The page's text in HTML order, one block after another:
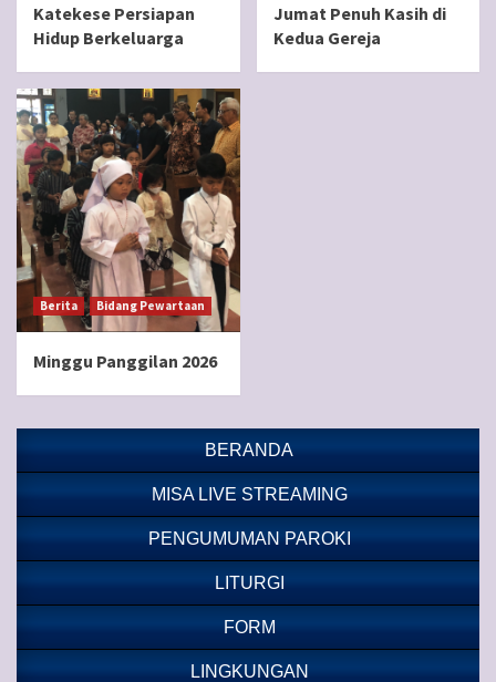
Katekese Persiapan
Hidup Berkeluarga
Jumat Penuh Kasih di
Kedua Gereja
Berita Bidang Pewartaan
Minggu Panggilan 2026
BERANDA
MISA LIVE STREAMING
PENGUMUMAN PAROKI
LITURGI
FORM
LINGKUNGAN